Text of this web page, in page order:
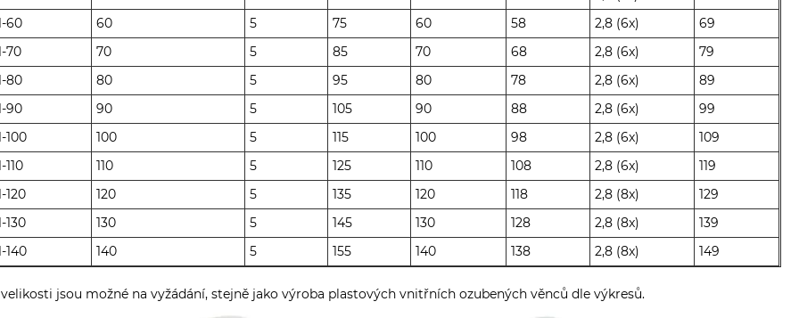
60
60 5 75 60 58 2,8 (6x)
69
70
70 5 85 70 68 2,8 (6x)
79
80
80 5 95 80 78 2,8 (6x)
89
90
90 5 105 90 88 2,8 (6x)
99
100
100 5 115 100 98 2,8 (6x)
109
110
110 5 125 110 108 2,8 (6x)
119
120
120 5 135 120 118 2,8 (8x)
129
130
130 5 145 130 128 2,8 (8x)
139
140
140 5 155 140 138 2,8 (8x) 149
jsou možné na vyžádání, stejně jako výroba plastových vnitřních ozubených věnců dle výkresů.